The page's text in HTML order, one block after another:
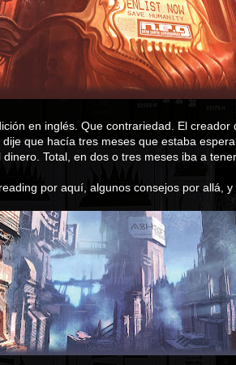
en inglés. Que contrariedad. El
que hacía tres meses que estaba
Total, en dos o tres meses iba a
por aquí, algunos consejos por allá, y